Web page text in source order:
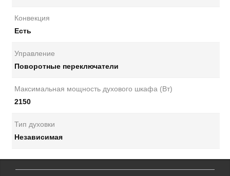
Конвекция
Есть
Управление
Поворотные переключатели
Максимальная мощность духового шкафа (Вт)
2150
Тип духовки
Независимая